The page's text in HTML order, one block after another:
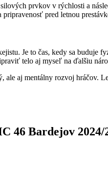
prvkov v rýchlosti a
pred letnou
Je to čas, kedy sa buduje
telo aj myseľ na ďalšiu
aj mentálny rozvoj hráčov.
46 Bardejov 2024/